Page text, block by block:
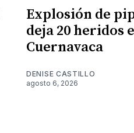
Explosión de
deja 20 heridos
Cuernavaca
DENISE CASTILLO
agosto 6, 2026